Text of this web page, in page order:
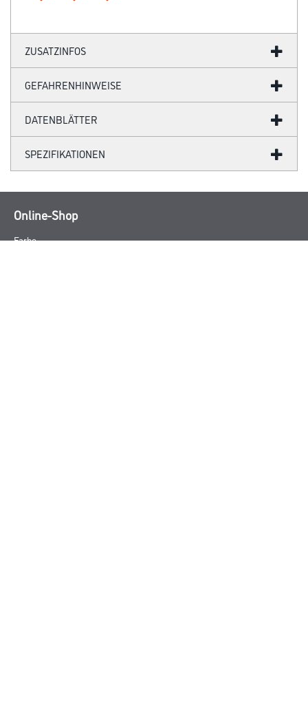
ZUSATZINFOS
GEFAHRENHINWEISE
DATENBLÄTTER
SPEZIFIKATIONEN
Online-Shop
Farbe